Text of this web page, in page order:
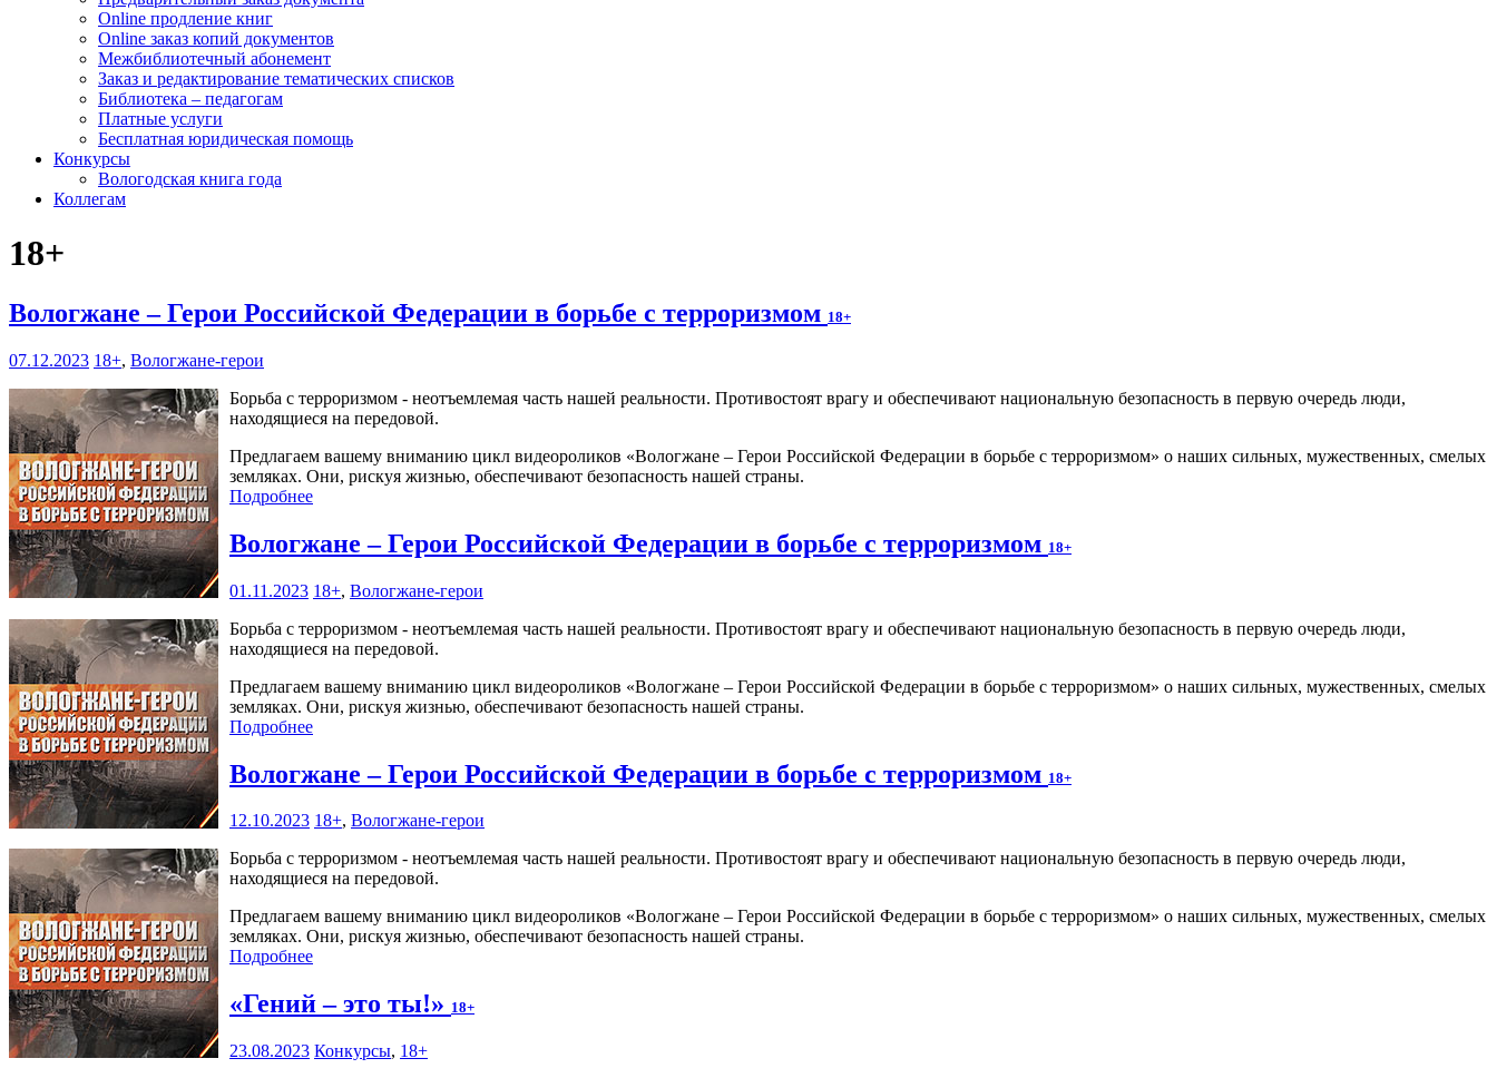
Online продление книг
Online заказ копий документов
Межбиблиотечный абонемент
Заказ и редактирование тематических списков
Библиотека – педагогам
Платные услуги
Бесплатная юридическая помощь
Конкурсы
Вологодская книга года
Коллегам
18+
Вологжане – Герои Российской Федерации в борьбе с терроризмом 18+
07.12.2023 18+, Вологжане-герои
Борьба с терроризмом - неотъемлемая часть нашей реальности. Противостоят врагу и обеспечивают национальную безопасность в первую очередь люди,
находящиеся на передовой.
Предлагаем вашему вниманию цикл видеороликов «Вологжане – Герои Российской Федерации в борьбе с терроризмом» о наших сильных, мужественных, смелых
земляках. Они, рискуя жизнью, обеспечивают безопасность нашей страны.
Подробнее
Вологжане – Герои Российской Федерации в борьбе с терроризмом 18+
01.11.2023 18+, Вологжане-герои
Борьба с терроризмом - неотъемлемая часть нашей реальности. Противостоят врагу и обеспечивают национальную безопасность в первую очередь люди,
находящиеся на передовой.
Предлагаем вашему вниманию цикл видеороликов «Вологжане – Герои Российской Федерации в борьбе с терроризмом» о наших сильных, мужественных, смелых
земляках. Они, рискуя жизнью, обеспечивают безопасность нашей страны.
Подробнее
Вологжане – Герои Российской Федерации в борьбе с терроризмом 18+
12.10.2023 18+, Вологжане-герои
Борьба с терроризмом - неотъемлемая часть нашей реальности. Противостоят врагу и обеспечивают национальную безопасность в первую очередь люди,
находящиеся на передовой.
Предлагаем вашему вниманию цикл видеороликов «Вологжане – Герои Российской Федерации в борьбе с терроризмом» о наших сильных, мужественных, смелых
земляках. Они, рискуя жизнью, обеспечивают безопасность нашей страны.
Подробнее
«Гений – это ты!» 18+
23.08.2023 Конкурсы, 18+